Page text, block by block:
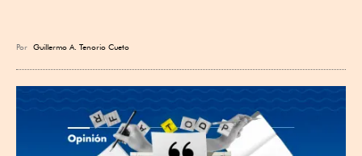
Por Guillermo A. Tenorio Cueto